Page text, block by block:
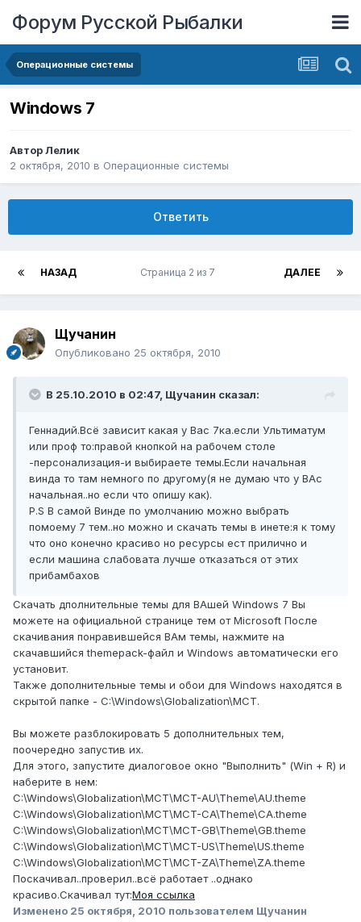
Форум Русской Рыбалки
Операционные системы
Windows 7
АвторЛелик
2 октября, 2010 в Операционные системы
Ответить
НАЗАД ДАЛЕЕ
Страница 2 из 7
Щучанин
Опубликовано 25 октября, 2010
В 25.10.2010 в 02:47, Щучанин сказал:
Геннадий.Всё зависит какая у Вас 7ка.если Ультиматум
или проф то:правой кнопкой на рабочем столе
-персонализация-и выбираете темы.Если начальная
винда то там немного по другому(я не думаю что у ВАс
начальная..но если что опишу как).
P.S В самой Винде по умолчанию можно выбрать
помоему 7 тем..но можно и скачать темы в инете:я к тому
что оно конечно красиво но ресурсы ест прилично и
если машина слабовата лучше отказаться от этих
прибамбахов
Скачать дполнительные темы для ВАшей Windows 7 Вы
можете на официальной странице тем от Microsoft После
скачивания понравившейся ВАм темы, нажмите на
скачавшийся themepack-файл и Windows автоматически его
установит.
Также дополнительные темы и обои для Windows находятся в
скрытой папке - C:\Windows\Globalization\MCT.
Вы можете разблокировать 5 дополнительных тем,
поочередно запустив их.
Для этого, запустите диалоговое окно "Выполнить" (Win + R) и
наберите в нем:
C:\Windows\Globalization\MCT\MCT-AU\Theme\AU.theme
C:\Windows\Globalization\MCT\MCT-CA\Theme\CA.theme
C:\Windows\Globalization\MCT\MCT-GB\Theme\GB.theme
C:\Windows\Globalization\MCT\MCT-US\Theme\US.theme
C:\Windows\Globalization\MCT\MCT-ZA\Theme\ZA.theme
Поскачивал..проверил..всё работает ..однако
красиво.Скачивал тут:Моя ссылка
Изменено 25 октября, 2010 пользователем Щучанин